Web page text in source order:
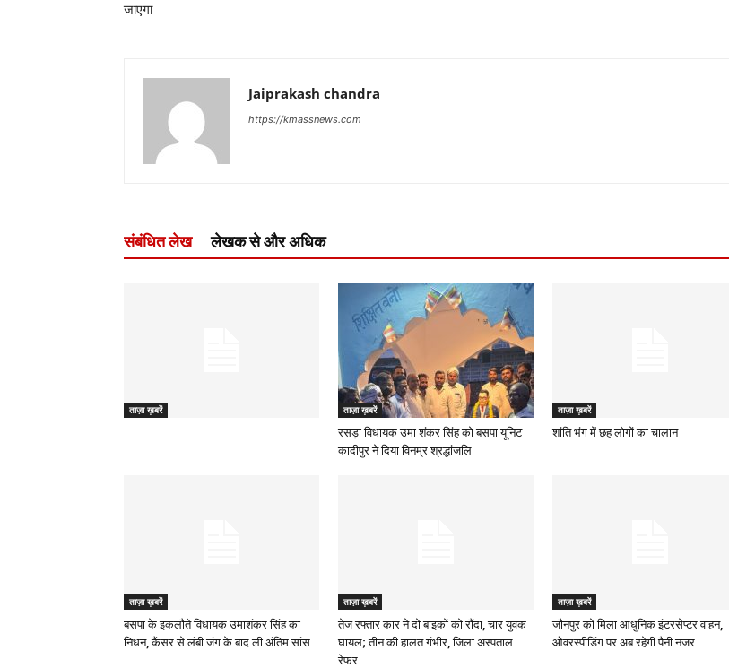
जाएगा
Jaiprakash chandra
https://kmassnews.com
संबंधित लेख लेखक से और अधिक
ताज़ा ख़बरें ताज़ा ख़बरें
रसड़ा विधायक उमा शंकर सिंह को बसपा यूनिट
कादीपुर ने दिया विनम्र श्रद्धांजलि
ताज़ा ख़बरें
शांति भंग में छह लोगों का चालान
ताज़ा ख़बरें
बसपा के इकलौते विधायक उमाशंकर सिंह का
निधन, कैंसर से लंबी जंग के बाद ली अंतिम सांस
ताज़ा ख़बरें
तेज रफ्तार कार ने दो बाइकों को रौंदा, चार युवक
घायल; तीन की हालत गंभीर, जिला अस्पताल
रेफर
ताज़ा ख़बरें
जौनपुर को मिला आधुनिक इंटरसेप्टर वाहन,
ओवरस्पीडिंग पर अब रहेगी पैनी नजर